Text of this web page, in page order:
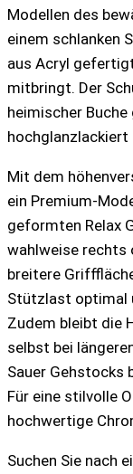
Modellen des
einem schlanken
aus Acryl
mitbringt. Der
heimischer
Mit dem
ein Premium-
geformten Relax
wahlweise rechts
breitere
Stützlast optimal
Zudem bleibt die
selbst bei
Sauer Gehstocks
Für eine stilvolle
hochwertige
Suchen Sie nach